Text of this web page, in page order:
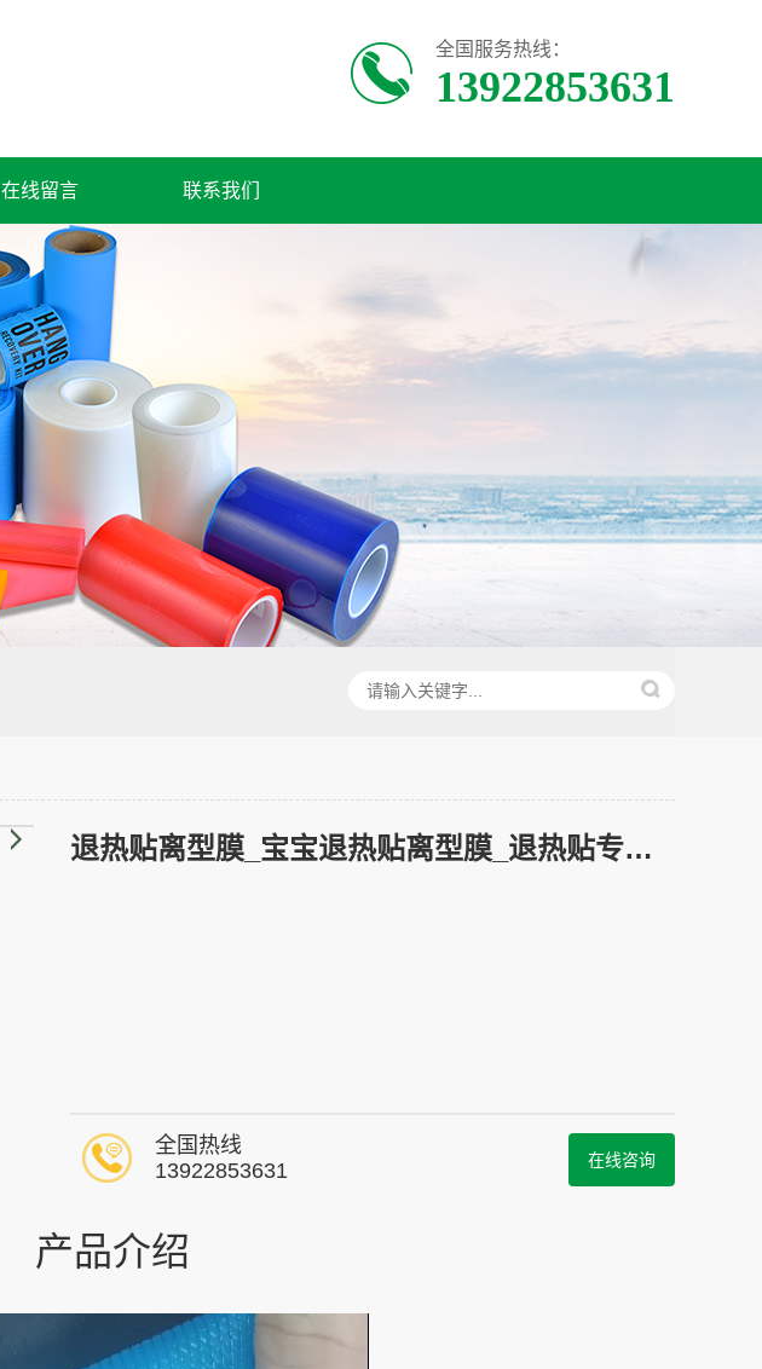
全国服务热线：
13922853631
在线留言 联系我们
退热贴离型膜_宝宝退热贴离型膜_退热贴专用离型膜
在线咨询
全国热线
13922853631
产品介绍